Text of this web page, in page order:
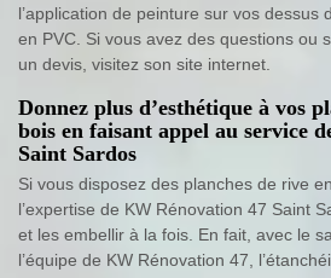
l’application de peinture sur vos dessus
en PVC. Si vous avez des questions ou
un devis, visitez son site internet.
Donnez plus d’esthétique à vos
bois en faisant appel au service
Saint Sardos
Si vous disposez des planches de rive
l’expertise de KW Rénovation 47 Saint
et les embellir à la fois. En fait, avec le
l’équipe de KW Rénovation 47,